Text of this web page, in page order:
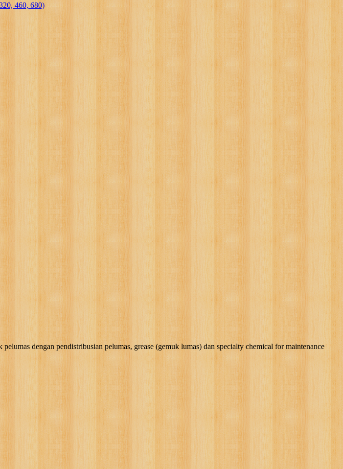
460, 680)
dengan pendistribusian pelumas, grease (gemuk lumas) dan specialty chemical for maintenance